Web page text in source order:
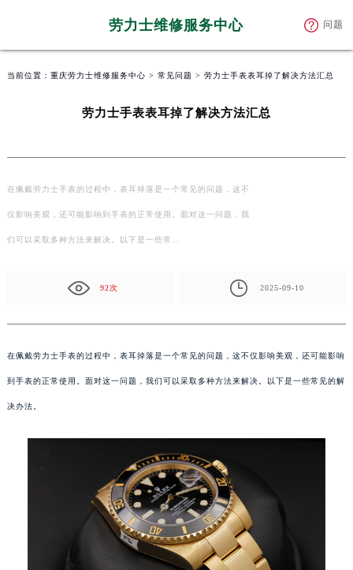
劳力士维修服务中心 问题
当前位置： 重庆劳力士维修服务中心 > 常见问题 > 劳力士手表表耳掉了解决方法汇总
劳力士手表表耳掉了解决方法汇总
在佩戴劳力士手表的过程中，表耳掉落是一个常见的问题，这不
仅影响美观，还可能影响到手表的正常使用。面对这一问题，我
们可以采取多种方法来解决。以下是一些常…
92次 2025-09-10
在佩戴劳力士手表的过程中，表耳掉落是一个常见的问题，这不仅影响美观，还可能影响
到手表的正常使用。面对这一问题，我们可以采取多种方法来解决。以下是一些常见的解
决办法。